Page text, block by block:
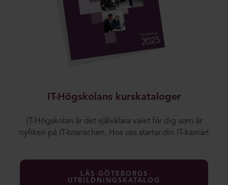
IT-Högskolans kurskataloger
IT-Högskolan är det självklara valet för dig som är
nyfiken på IT-branschen. Hos oss startar din IT-karriär!
LÄS GÖTEBORGS
UTBILDNINGSKATALOG